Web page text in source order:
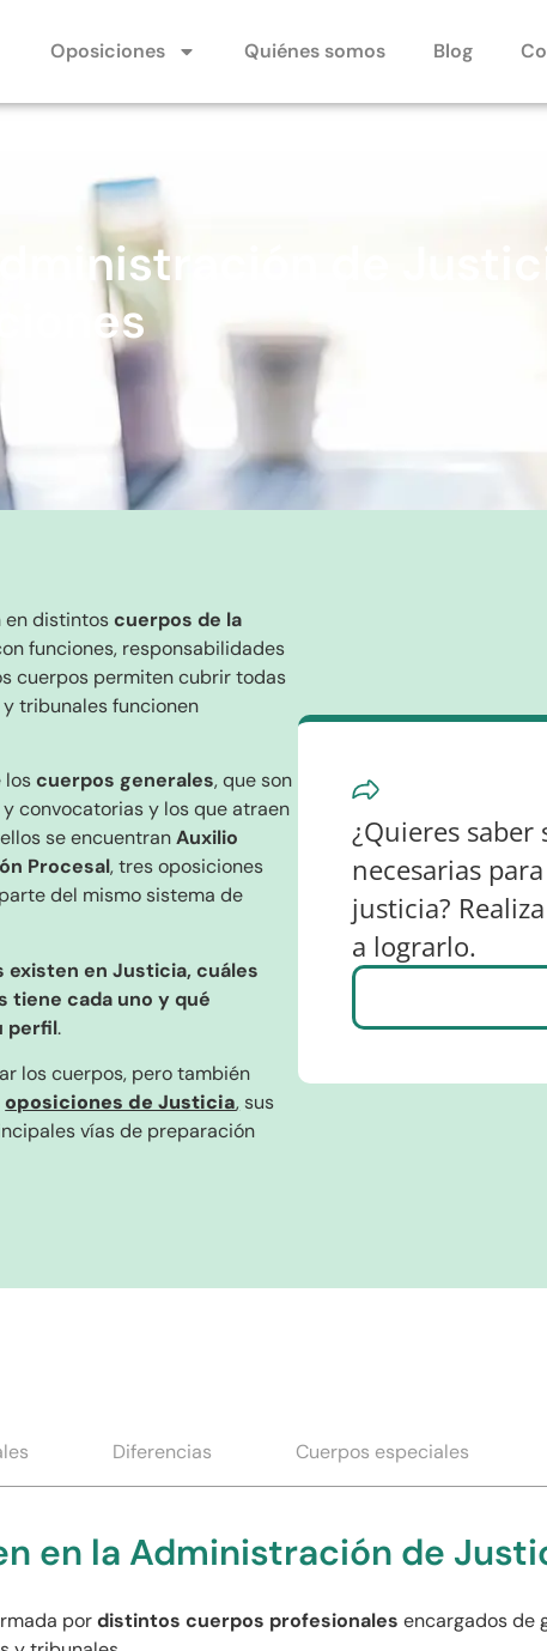
Oposiciones Quiénes somos Blog
de
en distintoscuerpos de la
funciones, responsabilidades
cuerpos permiten cubrir todas
tribunales funcionen
loscuerpos generales, que son
convocatorias y los que atraen
se encuentranAuxilio
Procesal, tres oposiciones
del mismo sistema de
existen en Justicia, cuáles
tiene cada uno y qué
perfil.
los cuerpos, pero también
oposiciones de Justicia,sus
vías de preparación
¿Quieres
necesarias
justicia?
a lograrlo.
Diferencias Cuerpos especiales
en la Administración de
pordistintos cuerpos profesionalesencargados de